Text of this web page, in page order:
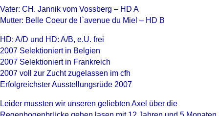
Vater: CH. Jannik vom Vossberg – HD A
Mutter: Belle Coeur de l`avenue du Miel – HD B
HD: A/D und HD: A/B, e.U. frei
2007 Selektioniert in Belgien
2007 Selektioniert in Frankreich
2007 voll zur Zucht zugelassen im cfh
Erfolgreichster Ausstellungsrüde 2007
Leider mussten wir unseren geliebten Axel über die